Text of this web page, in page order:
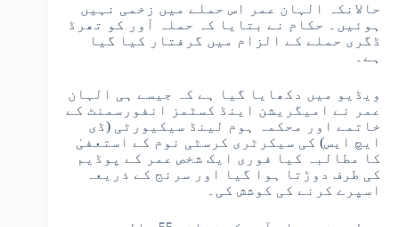
حالانکہ الہان عمر اس حملے میں زخمی نہیں
ہوئیں۔ حکام نے بتایا کہ حملہ آور کو تھرڈ
ڈگری حملے کے الزام میں گرفتار کیا گیا
ہے۔
ویڈیو میں دکھایا گیا ہے کہ جیسے ہی الہان
عمر نے امیگریشن اینڈ کسٹمز انفورسمنٹ کے
خاتمے اور محکمہ ہوم لینڈ سیکیورٹی (ڈی
ایچ ایس) کی سیکرٹری کرسٹی نوم کے استعفیٰ
کا مطالبہ کیا فوری ایک شخص عمر کے پوڈیم
کی طرف دوڑتا ہوا گیا اور سرنج کے ذریعہ
اسپرے کرنے کی کوشش کی۔